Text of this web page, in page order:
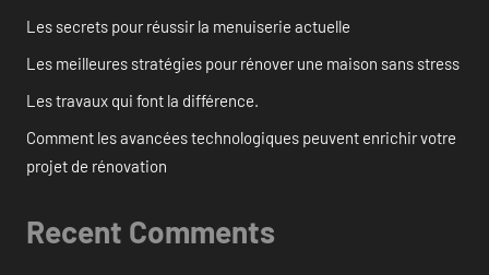
Les secrets pour réussir la menuiserie actuelle
Les meilleures stratégies pour rénover une maison sans stress
Les travaux qui font la différence.
Comment les avancées technologiques peuvent enrichir votre
projet de rénovation
Recent Comments